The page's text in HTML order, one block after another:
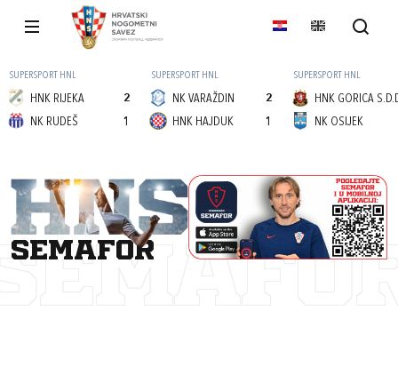
SUPERSPORT HNL
HNK RIJEKA
2
1
NK RUDEŠ
SUPERSPORT HNL
NK VARAŽDIN
2
1
HNK HAJDUK
SUPERSPORT HNL
HNK GORICA
NK OSIJEK
semafor